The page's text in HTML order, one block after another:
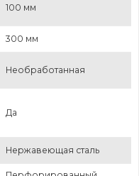
100 мм
300 мм
Необработанная
Да
Нержавеющая сталь